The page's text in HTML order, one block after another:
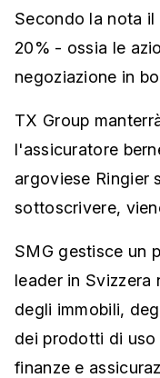
Secondo la nota
20% - ossia le
negoziazione in
TX Group
l'assicuratore
argoviese Ringier
sottoscrivere,
SMG gestisce un
leader in Svizzera
degli immobili,
dei prodotti di
finanze e